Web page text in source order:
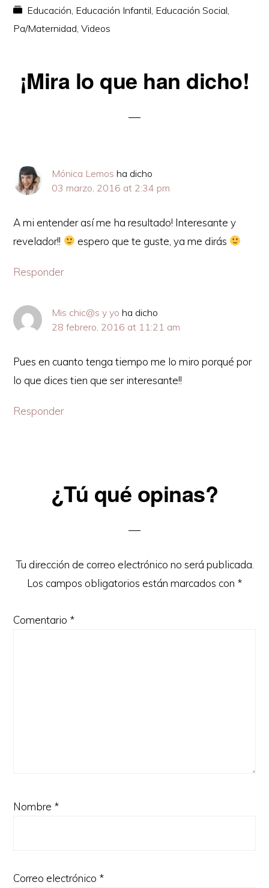
Educación Educación Infantil Educación Social
Pa/Maternidad ,Videos
Reader
Interactions
¡Mira lo que han dicho!
Mónica Lemos ha dicho
03 marzo, 2016 at 2:34 pm
A mi entender así me ha resultado! Interesante y
revelador!!
espero que te guste, ya me dirás
Responder
Mis chic@s y yo ha dicho
28 febrero, 2016 at 11:21 am
Pues en cuanto tenga tiempo me lo miro porqué por
lo que dices tien que ser interesante!!
Responder
¿Tú qué opinas?
Tu dirección de correo electrónico no será publicada.
Los campos obligatorios están marcados con *
Comentario *
Nombre *
Correo electrónico *